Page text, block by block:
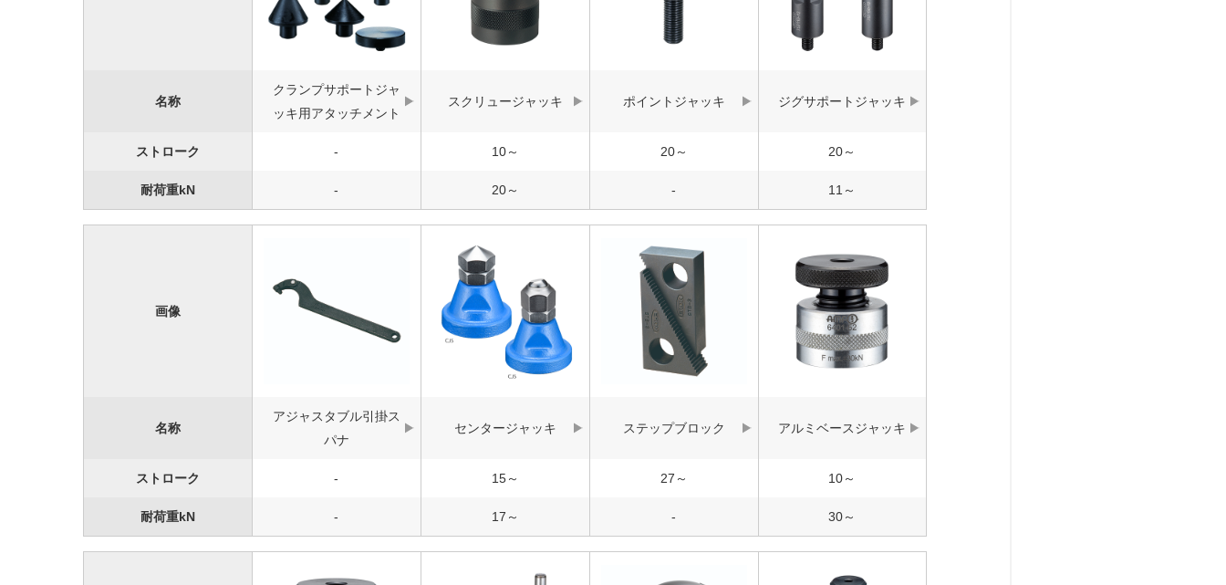
名称
クランプサポートジャ
ッキ用アタッチメント
スクリュージャッキ ポイントジャッキ ジグサポートジャッキ
ストローク - 10～ 20～ 20～
耐荷重kN - 20～ - 11～
画像
名称
アジャスタブル引掛ス
パナ
センタージャッキ ステップブロック アルミベースジャッキ
ストローク - 15～ 27～ 10～
耐荷重kN - 17～ - 30～